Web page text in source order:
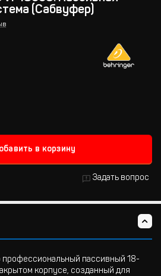
(Сабвуфер)
в корзину
Задать вопрос
профессиональный пассивный 18-
корпусе, созданный для